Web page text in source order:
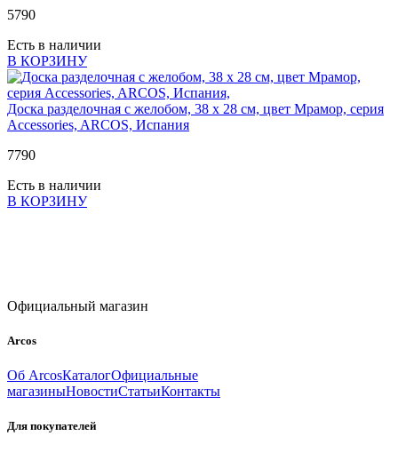
5790
Есть в наличии
В КОРЗИНУ
Доска разделочная с желобом, 38 х 28 см, цвет Мрамор, серия
Accessories, ARCOS, Испания
7790
Есть в наличии
В КОРЗИНУ
Официальный магазин
Arcos
Об ArcosКаталогОфициальные
магазиныНовостиСтатьиКонтакты
Для покупателей